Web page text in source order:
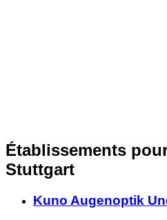
Établissements
Stuttgart
Kuno Augenoptik